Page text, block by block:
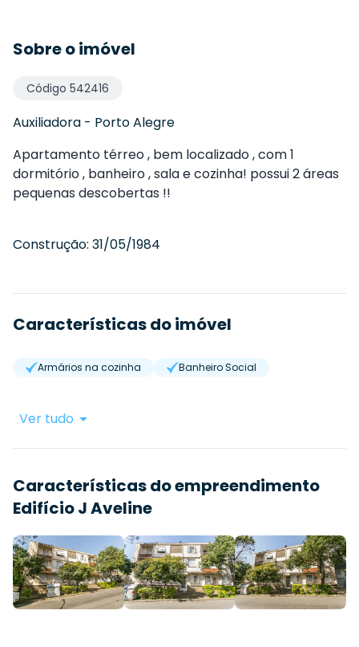
Sobre o imóvel
Código 542416
Auxiliadora - Porto Alegre
Apartamento térreo , bem localizado , com 1
dormitório , banheiro , sala e cozinha! possui 2 áreas
pequenas descobertas !!
Construção: 31/05/1984
Características do imóvel
Armários na cozinha Banheiro Social
Ver tudo
Características do empreendimento
Edifício J Aveline